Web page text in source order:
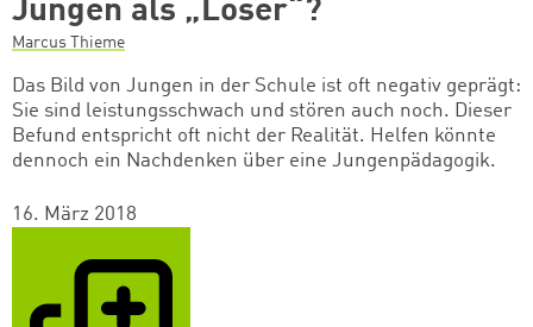
Jungen als „Loser“?
Marcus Thieme
Das Bild von Jungen in der Schule ist oft negativ geprägt:
Sie sind leistungsschwach und stören auch noch. Dieser
Befund entspricht oft nicht der Realität. Helfen könnte
dennoch ein Nachdenken über eine Jungenpädagogik.
16. März 2018